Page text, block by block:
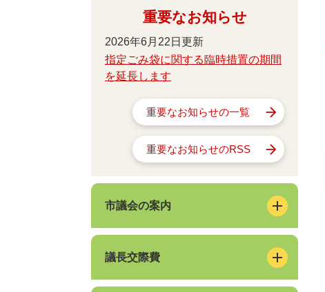
重要なお知らせ
2026年6月22日更新
指定ごみ袋に関する臨時措置の期間
を延長します
重要なお知らせの一覧
重要なお知らせのRSS
市議会の案内
議長交際費